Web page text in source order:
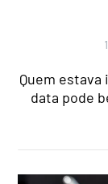
Quem
data pode